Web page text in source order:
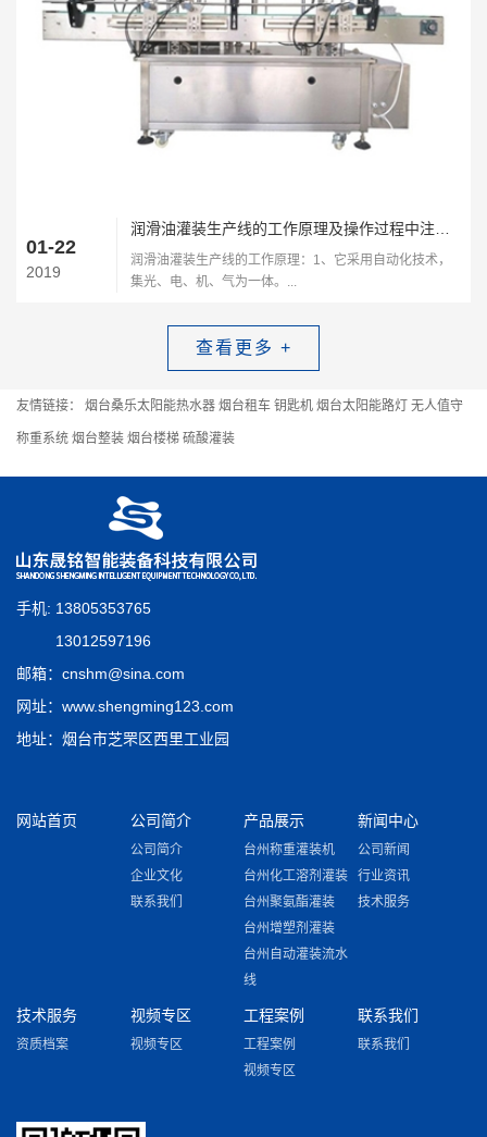
01-22
2019
润滑油灌装生产线的工作原理：1、它采用自动化技术，
集光、电、机、气为一体。...
查看更多 +
友情链接： 烟台桑乐太阳能热水器 烟台租车 钥匙机 烟台太阳能路灯 无人值守
称重系统 烟台整装 烟台楼梯 硫酸灌装
手机: 13805353765
13012597196
邮箱：cnshm@sina.com
网址：www.shengming123.com
地址：烟台市芝罘区西里工业园
网站首页 公司简介
公司简介
企业文化
联系我们
产品展示
台州称重灌装机
台州化工溶剂灌装
台州聚氨酯灌装
台州增塑剂灌装
台州自动灌装流水
线
新闻中心
公司新闻
行业资讯
技术服务
技术服务
资质档案
视频专区
视频专区
工程案例
工程案例
视频专区
联系我们
联系我们